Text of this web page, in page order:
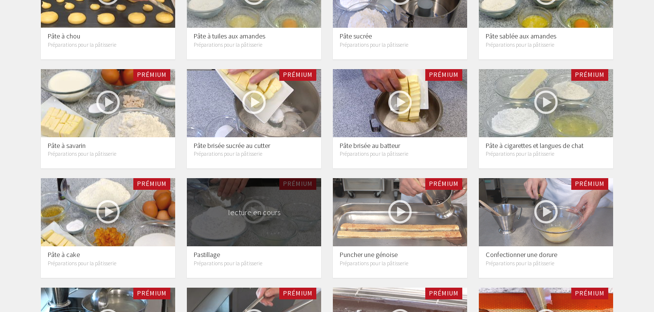
Pâte à chou
Préparations pour la pâtisserie
Pâte à tuiles aux amandes
Préparations pour la pâtisserie
Pâte sucrée
Préparations pour la pâtisserie
Pâte sablée aux amandes
Préparations pour la pâtisserie
PRÉMIUM
Pâte à savarin
Préparations pour la pâtisserie
PRÉMIUM
Pâte brisée sucrée au cutter
Préparations pour la pâtisserie
PRÉMIUM
Pâte brisée au batteur
Préparations pour la pâtisserie
PRÉMIUM
Pâte à cigarettes et langues de chat
Préparations pour la pâtisserie
PRÉMIUM
Pâte à cake
Préparations pour la pâtisserie
PRÉMIUM
Pastillage
Préparations pour la pâtisserie
lecture en cours
PRÉMIUM
Puncher une génoise
Préparations pour la pâtisserie
PRÉMIUM
Confectionner une dorure
Préparations pour la pâtisserie
PRÉMIUM PRÉMIUM PRÉMIUM PRÉMIUM